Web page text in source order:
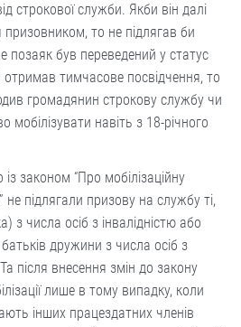
строкової служби. Якби він далі
то не підлягав би
позаяк був переведений у статус
отримав тимчасове посвідчення, то
громадянин строкову службу чи
мобілізувати навіть з 18-річного
законом “Про мобілізаційну
не підлягали призову на службу ті,
з числа осіб з інвалідністю або
батьків дружини з числа осіб з
після внесення змін до закону
лише в тому випадку, коли
інших працездатних членів